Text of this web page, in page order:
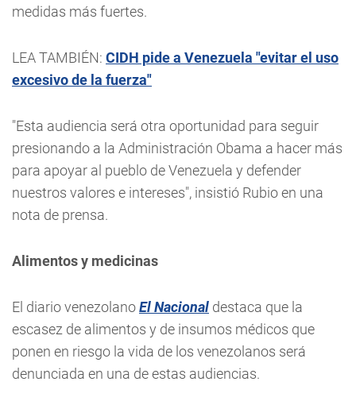
medidas más fuertes.
LEA TAMBIÉN: CIDH pide a Venezuela "evitar el uso
excesivo de la fuerza"
"Esta audiencia será otra oportunidad para seguir
presionando a la Administración Obama a hacer más
para apoyar al pueblo de Venezuela y defender
nuestros valores e intereses", insistió Rubio en una
nota de prensa.
Alimentos y medicinas
El diario venezolanoEl Nacional destaca que la
escasez de alimentos y de insumos médicos que
ponen en riesgo la vida de los venezolanos será
denunciada en una de estas audiencias.